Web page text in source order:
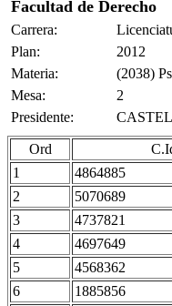
Facultad de Derecho
Carrera:
Plan:
2012
Materia:
(2038)
Mesa:
2
Presidente:
Ord
1
4864885
2 5070689
3 4737821
4 4697649
5 4568362
6 1885856